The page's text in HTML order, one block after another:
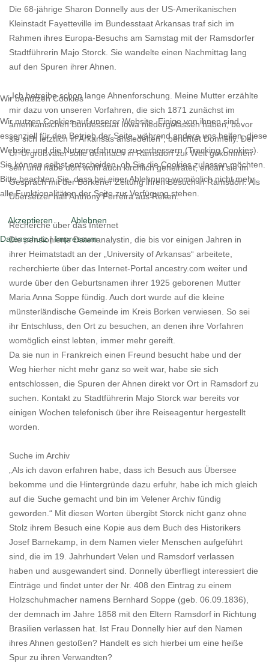
Die 68-jährige Sharon Donnelly aus der US-Amerikanischen
Kleinstadt Fayetteville im Bundesstaat Arkansas traf sich im
Rahmen ihres Europa-Besuchs am Samstag mit der Ramsdorfer
Stadtführerin Majo Storck. Sie wandelte einen Nachmittag lang
auf den Spuren ihrer Ahnen.
„Ich betreibe schon lange Ahnenforschung. Meine Mutter erzählte
mir dazu von unseren Vorfahren, die sich 1871 zunächst im
amerikanischen Bundesstaat Iowa niedergelassen haben, bevor
sie sich letztlich in Arkansas ansiedelten“, berichtet Donnelly. Der
Ur-Urgroßvater solle demnach in Ramsdorf zur Welt gekommen
sein und habe dort wohl auch kirchlich geheiratet, erklärt sie im
Gespräch mit der Borkener Zeitung ihren Besuch in Ramsdorf. Als
Übersetzer half Anthony Ferreira aus Reken.
Recherche über das Internet
Die pensionierte Datenanalystin, die bis vor einigen Jahren in
ihrer Heimatstadt an der „University of Arkansas“ arbeitete,
recherchierte über das Internet-Portal ancestry.com weiter und
wurde über den Geburtsnamen ihrer 1925 geborenen Mutter
Maria Anna Soppe fündig. Auch dort wurde auf die kleine
münsterländische Gemeinde im Kreis Borken verwiesen. So sei
ihr Entschluss, den Ort zu besuchen, an denen ihre Vorfahren
womöglich einst lebten, immer mehr gereift.
Da sie nun in Frankreich einen Freund besucht habe und der
Weg hierher nicht mehr ganz so weit war, habe sie sich
entschlossen, die Spuren der Ahnen direkt vor Ort in Ramsdorf zu
suchen. Kontakt zu Stadtführerin Majo Storck war bereits vor
einigen Wochen telefonisch über ihre Reiseagentur hergestellt
worden.
Suche im Archiv
„Als ich davon erfahren habe, dass ich Besuch aus Übersee
bekomme und die Hintergründe dazu erfuhr, habe ich mich gleich
auf die Suche gemacht und bin im Velener Archiv fündig
geworden.“ Mit diesen Worten übergibt Storck nicht ganz ohne
Stolz ihrem Besuch eine Kopie aus dem Buch des Historikers
Josef Barnekamp, in dem Namen vieler Menschen aufgeführt
sind, die im 19. Jahrhundert Velen und Ramsdorf verlassen
haben und ausgewandert sind. Donnelly überfliegt interessiert die
Einträge und findet unter der Nr. 408 den Eintrag zu einem
Holzschuhmacher namens Bernhard Soppe (geb. 06.09.1836),
der demnach im Jahre 1858 mit den Eltern Ramsdorf in Richtung
Brasilien verlassen hat. Ist Frau Donnelly hier auf den Namen
ihres Ahnen gestoßen? Handelt es sich hierbei um eine heiße
Spur zu ihren Verwandten?
Wir benutzen Cookies
Wir nutzen Cookies auf unserer Website. Einige von ihnen sind
essenziell für den Betrieb der Seite, während andere uns helfen, diese
Website und die Nutzererfahrung zu verbessern (Tracking Cookies).
Sie können selbst entscheiden, ob Sie die Cookies zulassen möchten.
Bitte beachten Sie, dass bei einer Ablehnung womöglich nicht mehr
alle Funktionalitäten der Seite zur Verfügung stehen.
Akzeptieren
Ablehnen
Datenschutz|Impressum